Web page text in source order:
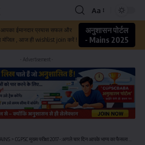
Aa
आपका ईमानदार प्रयास सफल और
मंजिल , आज ही wishlist join करें !
अनुशासन पोर्टल
- Mains 2025
- Advertisement -
> CGPSC मुख्य परीक्षा 2017-:अगले चार दिन आपके भाग्य का फैसला करेंगे